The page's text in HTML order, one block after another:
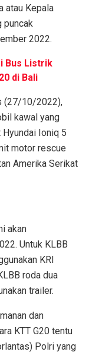
atau Kepala
puncak
2022.
Bus Listrik
di Bali
(27/10/2022),
kawal yang
Ioniq 5
motor rescue
Amerika Serikat
akan
Untuk KLBB
KRI
roda dua
trailer.
dan
KTT G20 tentu
Polri yang